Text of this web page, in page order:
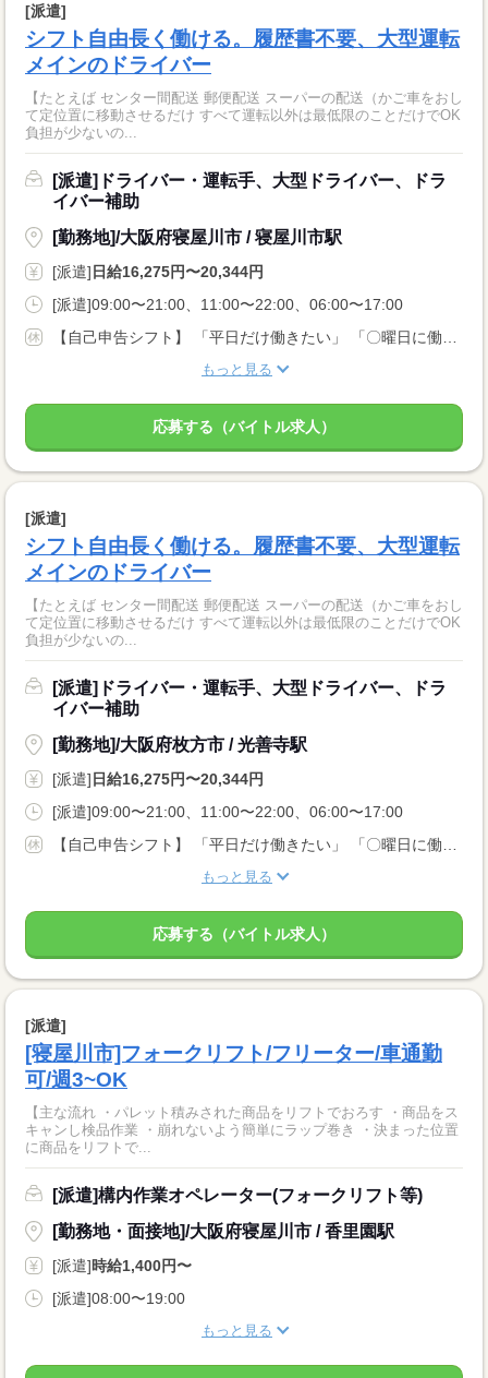
[派遣]
シフト自由長く働ける。履歴書不要、大型運転
メインのドライバー
【たとえば センター間配送 郵便配送 スーパーの配送（かご車をおし
て定位置に移動させるだけ すべて運転以外は最低限のことだけでOK
負担が少ないの...
[派遣]ドライバー・運転手、大型ドライバー、ドラ
イバー補助
[勤務地]/大阪府寝屋川市 / 寝屋川市駅
[派遣] 日給16,275円〜20,344円
[派遣]09:00〜21:00、11:00〜22:00、06:00〜17:00
もっと見る
応募する（バイトル求人）
[派遣]
シフト自由長く働ける。履歴書不要、大型運転
メインのドライバー
【たとえば センター間配送 郵便配送 スーパーの配送（かご車をおし
て定位置に移動させるだけ すべて運転以外は最低限のことだけでOK
負担が少ないの...
[派遣]ドライバー・運転手、大型ドライバー、ドラ
イバー補助
[勤務地]/大阪府枚方市 / 光善寺駅
[派遣] 日給16,275円〜20,344円
[派遣]09:00〜21:00、11:00〜22:00、06:00〜17:00
もっと見る
応募する（バイトル求人）
[派遣]
[寝屋川市]フォークリフト/フリーター/車通勤
可/週3~OK
【主な流れ ・パレット積みされた商品をリフトでおろす ・商品をス
キャンし検品作業 ・崩れないよう簡単にラップ巻き ・決まった位置
に商品をリフトで...
[派遣]構内作業オペレーター(フォークリフト等)
[勤務地・面接地]/大阪府寝屋川市 / 香里園駅
[派遣]時給1,400円〜
[派遣]08:00〜19:00
もっと見る